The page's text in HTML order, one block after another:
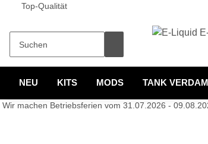
Top-Qualität
NEU KITS MODS TANK
Wir machen Betriebsferien vom 31.07.2026 -